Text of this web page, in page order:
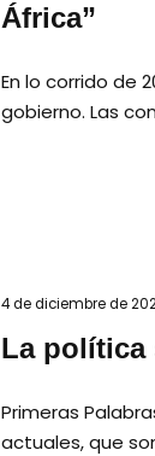
África”
En lo corrido de
gobierno. Las
4 de diciembre de
La política
Primeras
actuales, que